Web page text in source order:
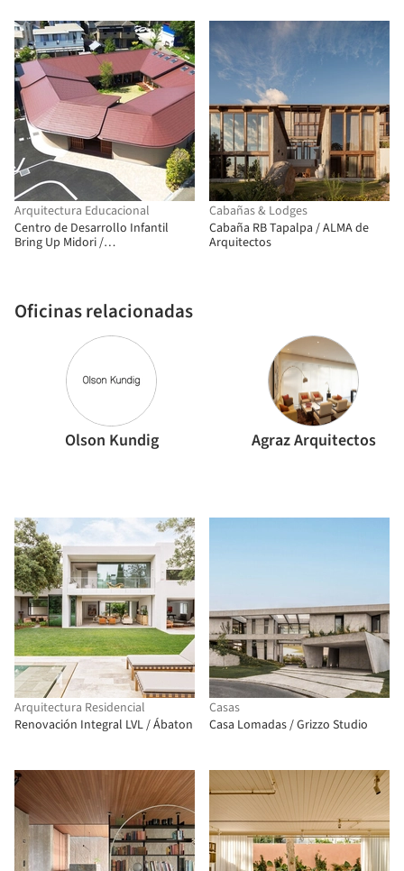
Arquitectura Educacional
Centro de Desarrollo Infantil
Bring Up Midori /
Oficinas relacionadas
Olson Kundig Agraz Arquitectos
Cabañas & Lodges
Cabaña RB Tapalpa / ALMA de
Arquitectos
Arquitectura Residencial
Renovación Integral LVL / Ábaton
Casas
Casa Lomadas / Grizzo Studio